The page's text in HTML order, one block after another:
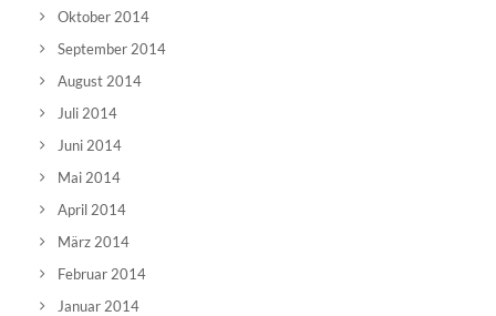
Oktober 2014
September 2014
August 2014
Juli 2014
Juni 2014
Mai 2014
April 2014
März 2014
Februar 2014
Januar 2014